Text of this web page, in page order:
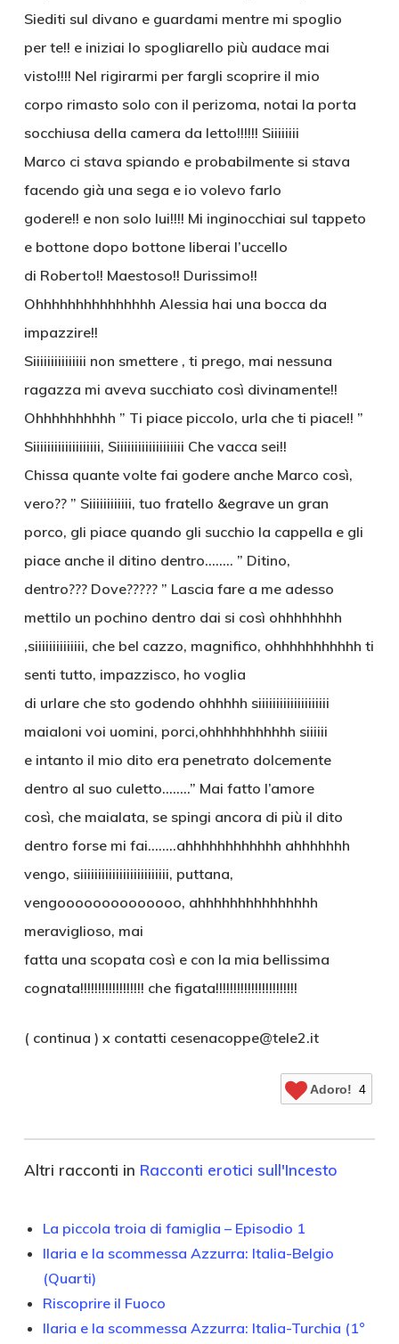
Siediti sul divano e guardami mentre mi spoglio
per te!! e iniziai lo spogliarello più audace mai
visto!!!! Nel rigirarmi per fargli scoprire il mio
corpo rimasto solo con il perizoma, notai la porta
socchiusa della camera da letto!!!!!! Siiiiiiii
Marco ci stava spiando e probabilmente si stava
facendo già una sega e io volevo farlo
godere!! e non solo lui!!!! Mi inginocchiai sul tappeto
e bottone dopo bottone liberai l’uccello
di Roberto!! Maestoso!! Durissimo!!
Ohhhhhhhhhhhhhhh Alessia hai una bocca da
impazzire!!
Siiiiiiiiiiiiiii non smettere , ti prego, mai nessuna
ragazza mi aveva succhiato così divinamente!!
Ohhhhhhhhhh ” Ti piace piccolo, urla che ti piace!! ”
Siiiiiiiiiiiiiiiiiii, Siiiiiiiiiiiiiiiiiii Che vacca sei!!
Chissa quante volte fai godere anche Marco così,
vero?? ” Siiiiiiiiiiii, tuo fratello &egrave un gran
porco, gli piace quando gli succhio la cappella e gli
piace anche il ditino dentro…….. ” Ditino,
dentro??? Dove????? ” Lascia fare a me adesso
mettilo un pochino dentro dai si così ohhhhhhhh
,siiiiiiiiiiiiii, che bel cazzo, magnifico, ohhhhhhhhhhh ti
senti tutto, impazzisco, ho voglia
di urlare che sto godendo ohhhhh siiiiiiiiiiiiiiiiiiii
maialoni voi uomini, porci,ohhhhhhhhhhh siiiiii
e intanto il mio dito era penetrato dolcemente
dentro al suo culetto……..” Mai fatto l’amore
così, che maialata, se spingi ancora di più il dito
dentro forse mi fai……..ahhhhhhhhhhhh ahhhhhhh
vengo, siiiiiiiiiiiiiiiiiiiiiiiii, puttana,
vengoooooooooooooo, ahhhhhhhhhhhhhhh
meraviglioso, mai
fatta una scopata così e con la mia bellissima
cognata!!!!!!!!!!!!!!!!!! che figata!!!!!!!!!!!!!!!!!!!!!!!
( continua ) x contatti cesenacoppe@tele2.it
Adoro! 4
Altri racconti in Racconti erotici sull'Incesto
La piccola troia di famiglia – Episodio 1
Ilaria e la scommessa Azzurra: Italia-Belgio
(Quarti)
Riscoprire il Fuoco
Ilaria e la scommessa Azzurra: Italia-Turchia (1°